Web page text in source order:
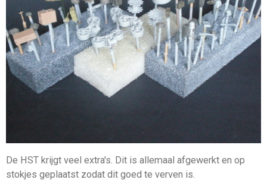
De HST krijgt veel extra's. Dit is allemaal afgewerkt en op
stokjes geplaatst zodat dit goed te verven is.